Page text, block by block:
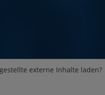
externe Inhalte laden?